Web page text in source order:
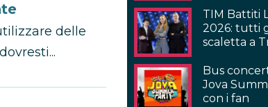
delle
TIM Battiti
2026: tutti
scaletta a
Bus
Jova
con i fan